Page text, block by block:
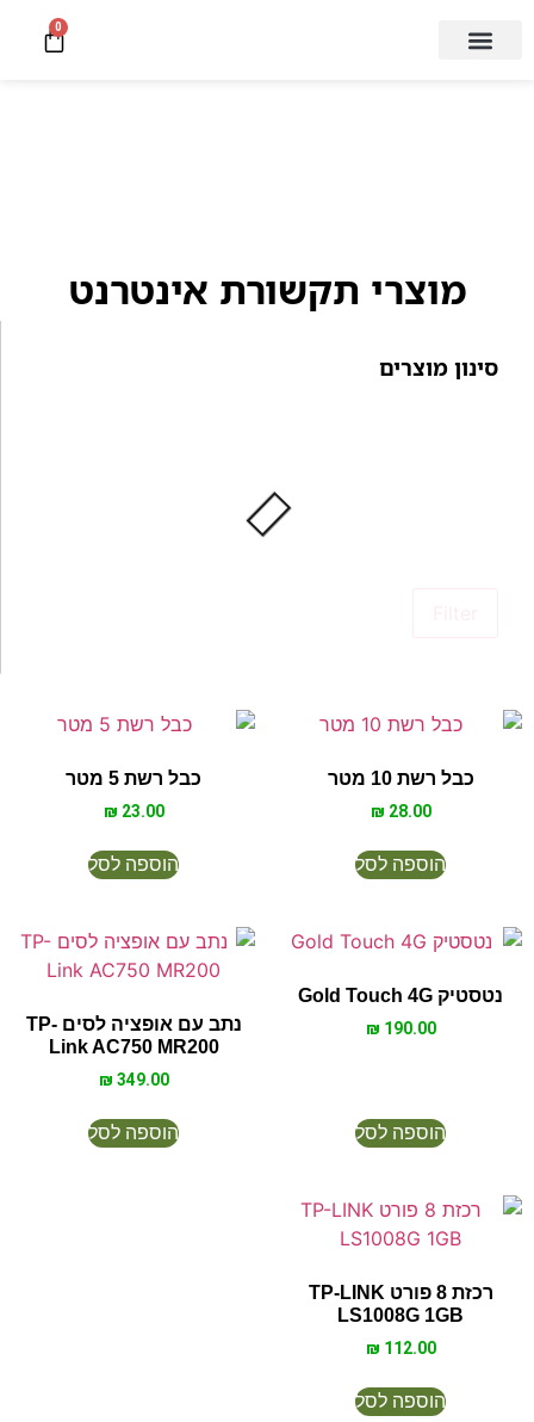
0
מוצרי תקשורת אינטרנט
סינון מוצרים
כבל רשת 10 מטר
₪ 28.00
הוספה לסל
כבל רשת 5 מטר
₪ 23.00
הוספה לסל
נטסטיק Gold Touch 4G
₪ 190.00
הוספה לסל
נתב עם אופציה לסים TP-
Link AC750 MR200
₪ 349.00
הוספה לסל
רכזת 8 פורט TP-LINK
LS1008G 1GB
₪ 112.00
הוספה לסל